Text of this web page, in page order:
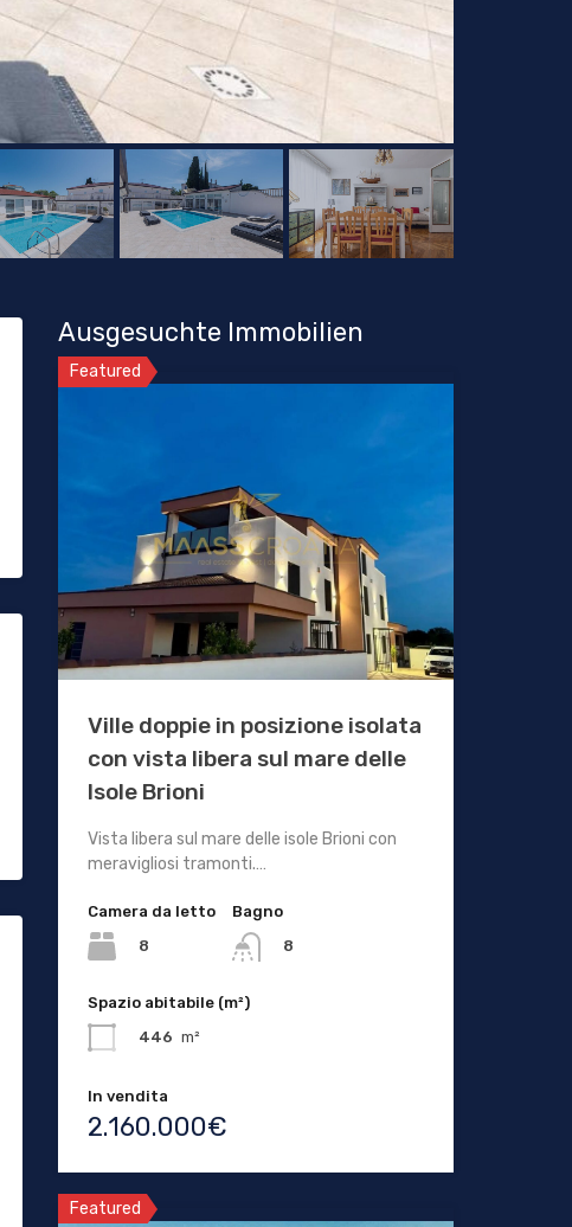
Ausgesuchte Immobilien
Featured
Ville doppie in posizione isolata
con vista libera sul mare delle
Isole Brioni
Vista libera sul mare delle isole Brioni con
meravigliosi tramonti.…
Camera da letto
8
Bagno
8
Spazio abitabile (m²)
446 m²
In vendita
2.160.000€
Featured